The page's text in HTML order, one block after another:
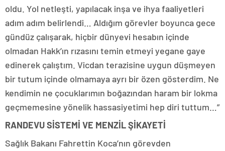
oldu. Yol netleşti, yapılacak inşa ve ihya faaliyetleri
adım adım belirlendi… Aldığım görevler boyunca gece
gündüz çalışarak, hiçbir dünyevi hesabın içinde
olmadan Hakk’ın rızasını temin etmeyi yegane gaye
edinerek çalıştım. Vicdan terazisine uygun düşmeyen
bir tutum içinde olmamaya ayrı bir özen gösterdim. Ne
kendimin ne çocuklarımın boğazından haram bir lokma
geçmemesine yönelik hassasiyetimi hep diri tuttum…”
RANDEVU SİSTEMİ VE MENZİL ŞİKAYETİ
Sağlık Bakanı Fahrettin Koca’nın görevden